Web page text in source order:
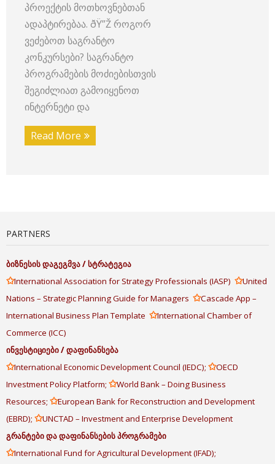
პროექტის მოთხოვნებთან
ადაპტირებაა. ðŸ”Ž როგორ
ვეძებოთ საგრანტო
კონკურსები? საგრანტო
პროგრამების მოძიებისთვის
შეგიძლიათ გამოიყენოთ
ინტერნეტი და
Read More
PARTNERS
ბიზნესისდაგეგმვა/სტრატეგია
✩International Association for Strategy Professionals (IASP) ✩United
Nations – Strategic Planning Guide for Managers ✩Cascade App –
International Business Plan Template ✩International Chamber of
Commerce (ICC)
ინვესტიციები/დაფინანსება
✩International Economic Development Council (IEDC); ✩OECD
Investment Policy Platform; ✩World Bank – Doing Business
Resources; ✩European Bank for Reconstruction and Development
(EBRD); ✩UNCTAD – Investment and Enterprise Development
გრანტებიდადაფინანსებისპროგრამები
✩International Fund for Agricultural Development (IFAD);